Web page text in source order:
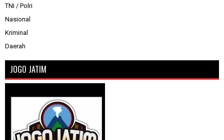
TNI / Polri
Nasional
Kriminal
Daerah
JOGO JATIM